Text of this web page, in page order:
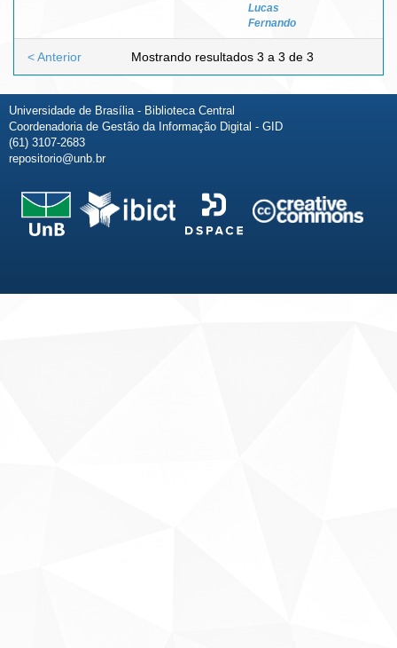
Lucas
Fernando
Mostrando resultados 3 a 3 de 3
< Anterior
Universidade de Brasília - Biblioteca Central
Coordenadoria de Gestão da Informação Digital - GID
(61) 3107-2683
repositorio@unb.br